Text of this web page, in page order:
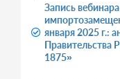
Запись
января 2025 г.:
Правительства
1875»